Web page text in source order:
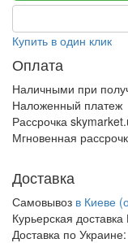
Купить в один клик
Оплата
Наличными при
Наложенный платеж
Рассрочка
Мгновенная
Доставка
Самовывоз в Киеве
Курьерская
Доставка по Украине: